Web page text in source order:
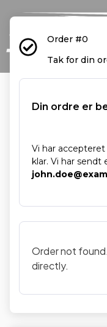
Order #0
Tak for din
Din ordre er
Vi har
klar. Vi har
Order not
directly.